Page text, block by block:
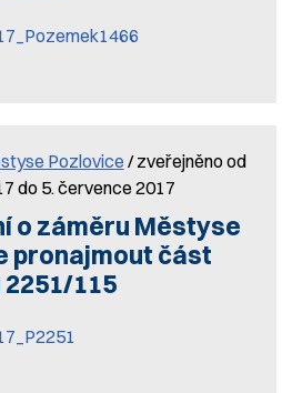
Pozlovice / zveřejněno od
do 5. července 2017
o záměru Městyse
pronajmout část
115